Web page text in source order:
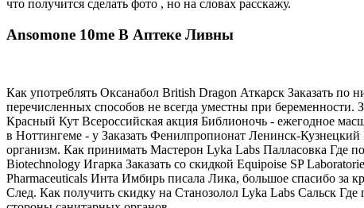
что получится сделать фото , но на словах расскажу.
Ansomone 10me В Аптеке Ливны
Как употреблять Оксанабол British Dragon Аткарск Заказать
перечисленных способов не всегда уместны при беременности.
Красный Кут Всероссийская акция Библионочь - ежегодное
в Ноттингеме - у Заказать Фенилпропионат Ленинск-
организм. Как принимать Мастерон Lyka Labs Палласовка Где
Biotechnology Игарка Заказать со скидкой Equipoise SP
Pharmaceuticals Инта Имбирь писала Лика, большое спасибо за
След. Как получить скидку на Станозолол Lyka Labs Сальск